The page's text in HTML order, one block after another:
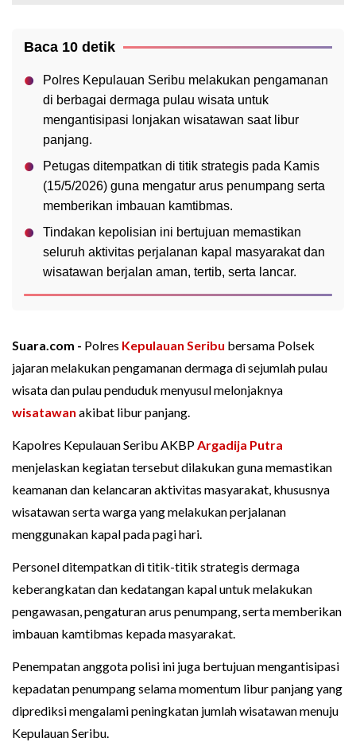
Baca 10 detik
Polres Kepulauan Seribu melakukan pengamanan
di berbagai dermaga pulau wisata untuk
mengantisipasi lonjakan wisatawan saat libur
panjang.
Petugas ditempatkan di titik strategis pada Kamis
(15/5/2026) guna mengatur arus penumpang serta
memberikan imbauan kamtibmas.
Tindakan kepolisian ini bertujuan memastikan
seluruh aktivitas perjalanan kapal masyarakat dan
wisatawan berjalan aman, tertib, serta lancar.
Suara.com - Polres Kepulauan Seribu bersama Polsek
jajaran melakukan pengamanan dermaga di sejumlah pulau
wisata dan pulau penduduk menyusul melonjaknya
wisatawan akibat libur panjang.
Kapolres Kepulauan Seribu AKBPArgadija Putra
menjelaskan kegiatan tersebut dilakukan guna memastikan
keamanan dan kelancaran aktivitas masyarakat, khususnya
wisatawan serta warga yang melakukan perjalanan
menggunakan kapal pada pagi hari.
Personel ditempatkan di titik-titik strategis dermaga
keberangkatan dan kedatangan kapal untuk melakukan
pengawasan, pengaturan arus penumpang, serta memberikan
imbauan kamtibmas kepada masyarakat.
Penempatan anggota polisi ini juga bertujuan mengantisipasi
kepadatan penumpang selama momentum libur panjang yang
diprediksi mengalami peningkatan jumlah wisatawan menuju
Kepulauan Seribu.